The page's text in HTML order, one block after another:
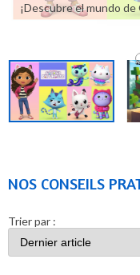
¡Descubre el mundo de
NOS CONSEILS